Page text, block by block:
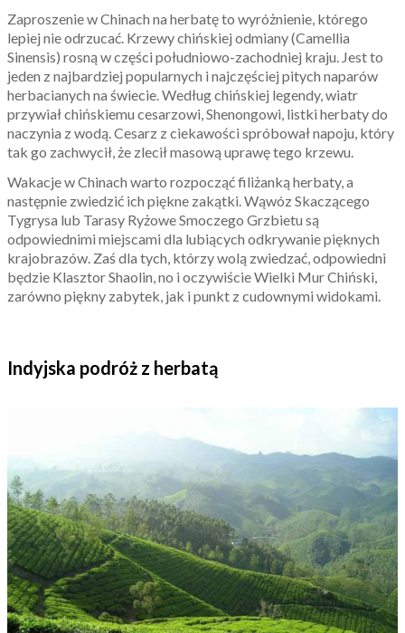
Zaproszenie w Chinach na herbatę to wyróżnienie, którego
lepiej nie odrzucać. Krzewy chińskiej odmiany (Camellia
Sinensis) rosną w części południowo-zachodniej kraju. Jest to
jeden z najbardziej popularnych i najczęściej pitych naparów
herbacianych na świecie. Według chińskiej legendy, wiatr
przywiał chińskiemu cesarzowi, Shenongowi, listki herbaty do
naczynia z wodą. Cesarz z ciekawości spróbował napoju, który
tak go zachwycił, że zlecił masową uprawę tego krzewu.
Wakacje w Chinach warto rozpocząć filiżanką herbaty, a
następnie zwiedzić ich piękne zakątki. Wąwóz Skaczącego
Tygrysa lub Tarasy Ryżowe Smoczego Grzbietu są
odpowiednimi miejscami dla lubiących odkrywanie pięknych
krajobrazów. Zaś dla tych, którzy wolą zwiedzać, odpowiedni
będzie Klasztor Shaolin, no i oczywiście Wielki Mur Chiński,
zarówno piękny zabytek, jak i punkt z cudownymi widokami.
Indyjska podróż z herbatą